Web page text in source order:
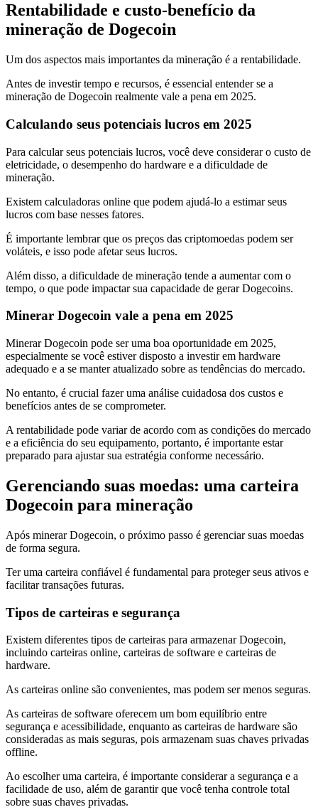
Rentabilidade e custo-benefício da
mineração de Dogecoin
Um dos aspectos mais importantes da mineração é a rentabilidade.
Antes de investir tempo e recursos, é essencial entender se a
mineração de Dogecoin realmente vale a pena em 2025.
Calculando seus potenciais lucros em 2025
Para calcular seus potenciais lucros, você deve considerar o custo de
eletricidade, o desempenho do hardware e a dificuldade de
mineração.
Existem calculadoras online que podem ajudá-lo a estimar seus
lucros com base nesses fatores.
É importante lembrar que os preços das criptomoedas podem ser
voláteis, e isso pode afetar seus lucros.
Além disso, a dificuldade de mineração tende a aumentar com o
tempo, o que pode impactar sua capacidade de gerar Dogecoins.
Minerar Dogecoin vale a pena em 2025
Minerar Dogecoin pode ser uma boa oportunidade em 2025,
especialmente se você estiver disposto a investir em hardware
adequado e a se manter atualizado sobre as tendências do mercado.
No entanto, é crucial fazer uma análise cuidadosa dos custos e
benefícios antes de se comprometer.
A rentabilidade pode variar de acordo com as condições do mercado
e a eficiência do seu equipamento, portanto, é importante estar
preparado para ajustar sua estratégia conforme necessário.
Gerenciando suas moedas: uma carteira
Dogecoin para mineração
Após minerar Dogecoin, o próximo passo é gerenciar suas moedas
de forma segura.
Ter uma carteira confiável é fundamental para proteger seus ativos e
facilitar transações futuras.
Tipos de carteiras e segurança
Existem diferentes tipos de carteiras para armazenar Dogecoin,
incluindo carteiras online, carteiras de software e carteiras de
hardware.
As carteiras online são convenientes, mas podem ser menos seguras.
As carteiras de software oferecem um bom equilíbrio entre
segurança e acessibilidade, enquanto as carteiras de hardware são
consideradas as mais seguras, pois armazenam suas chaves privadas
offline.
Ao escolher uma carteira, é importante considerar a segurança e a
facilidade de uso, além de garantir que você tenha controle total
sobre suas chaves privadas.